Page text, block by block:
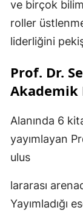
ve birçok
roller
liderliğini
Prof. Dr.
Akademik
Alanında 6
yayımlayan
ulus
lararası
Yayımladığı